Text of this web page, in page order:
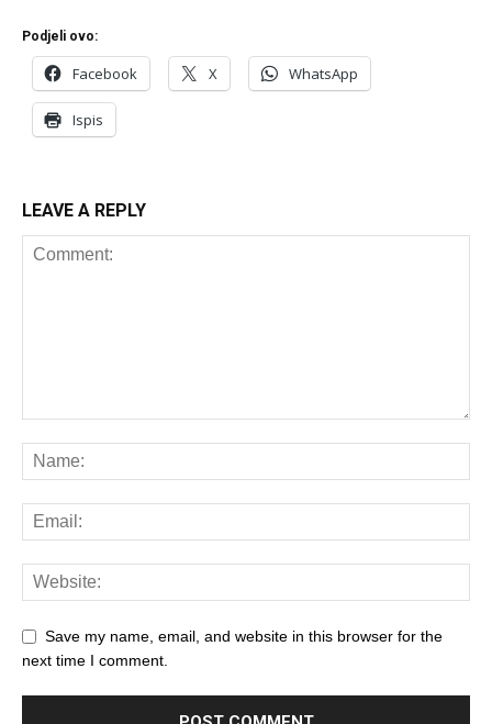
Podjeli ovo:
Facebook X WhatsApp
Ispis
LEAVE A REPLY
Save my name, email, and website in this browser for the
next time I comment.